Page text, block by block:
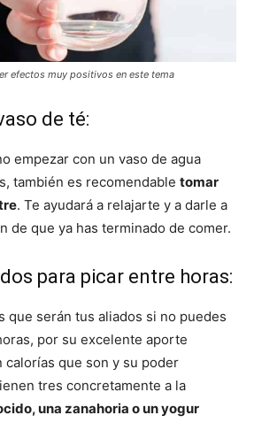
efectos muy positivos en este tema
de té:
empezar con un vaso de agua
también es recomendable tomar
. Te ayudará a relajarte y a darle a
de que ya has terminado de comer.
para picar entre horas:
que serán tus aliados si no puedes
por su excelente aporte
calorías que son y su poder
tres concretamente a la
una zanahoria o un yogur